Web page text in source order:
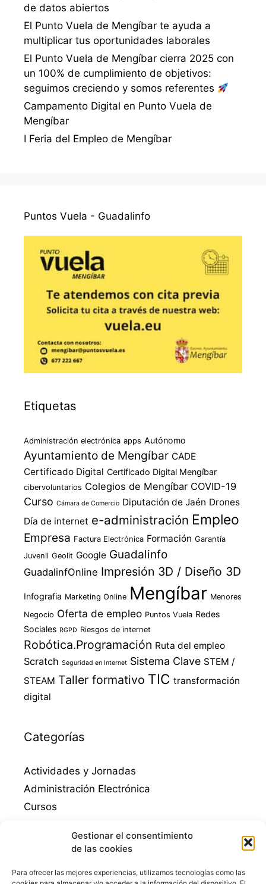
Gestionar el consentimiento
de las cookies
Para ofrecer las mejores experiencias, utilizamos tecnologías como las
de datos abiertos
El Punto Vuela de Mengíbar te ayuda a
multiplicar tus oportunidades laborales
El Punto Vuela de Mengíbar cierra 2025 con
un 100% de cumplimiento de objetivos:
seguimos creciendo y somos referentes
Campamento Digital en Punto Vuela de
Mengíbar
I Feria del Empleo de Mengíbar
Puntos Vuela - Guadalinfo
Etiquetas
Administración electrónica apps Autónomo
Ayuntamiento de Mengíbar CADE
Certificado Digital Certificado Digital Mengíbar
cibervoluntarios Colegios de Mengíbar COVID-19
Curso Cámara de Comercio Diputación de Jaén Drones
Día de internet e-administración Empleo
Empresa Factura Electrónica Formación Garantía
Juvenil Geolit Google Guadalinfo
GuadalinfOnline Impresión 3D / Diseño 3D
Infografia Marketing Online Mengíbar Menores
Negocio Oferta de empleo Puntos Vuela Redes
Sociales RGPD Riesgos de internet
Robótica.Programación Ruta del empleo
Scratch Seguridad en Internet Sistema Clave STEM /
STEAM Taller formativo TIC transformación
digital
Categorías
Actividades y Jornadas
Administración Electrónica
Cursos
Guadalinfo Mengibar